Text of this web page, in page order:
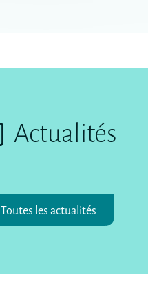
Actualités
Toutes les actualités